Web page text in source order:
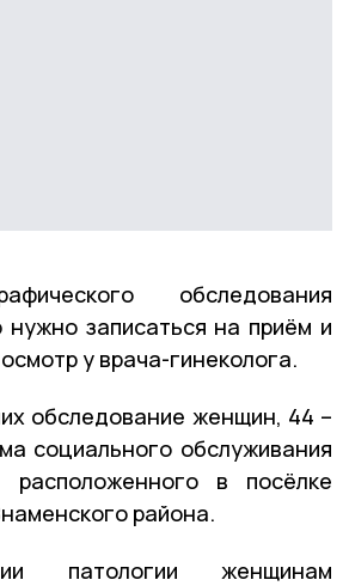
обследования
записаться на приём и
у врача-гинеколога.
обследование женщин, 44 –
социального обслуживания
в посёлке
района.
патологии женщинам